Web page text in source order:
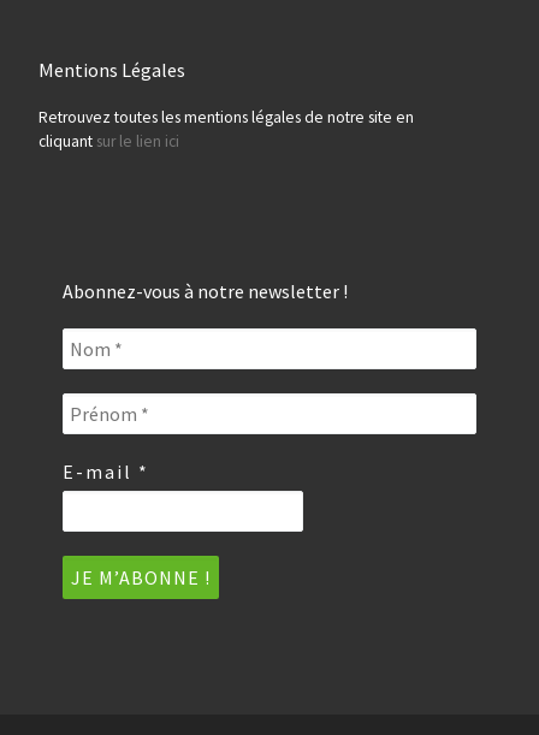
Mentions Légales
Retrouvez toutes les mentions légales de notre site en
cliquant sur le lien ici
Abonnez-vous à notre newsletter !
E-mail *